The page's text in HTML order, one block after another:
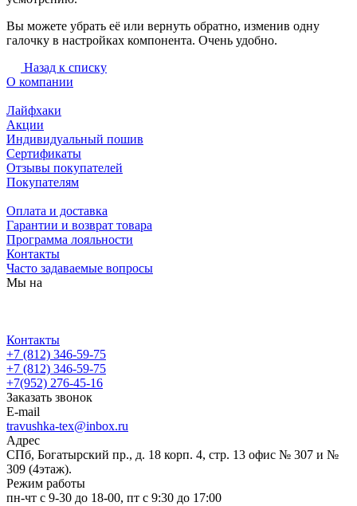
Вы можете убрать её или вернуть обратно, изменив одну
галочку в настройках компонента. Очень удобно.
Назад к списку
О компании
Лайфхаки
Акции
Индивидуальный пошив
Сертификаты
Отзывы покупателей
Покупателям
Оплата и доставка
Гарантии и возврат товара
Программа лояльности
Контакты
Часто задаваемые вопросы
Мы на
Контакты
+7 (812) 346-59-75
+7 (812) 346-59-75
+7(952) 276-45-16
Заказать звонок
E-mail
travushka-tex@inbox.ru
Адрес
СПб, Богатырский пр., д. 18 корп. 4, стр. 13 офис № 307 и №
309 (4этаж).
Режим работы
пн-чт с 9-30 до 18-00, пт с 9:30 до 17:00